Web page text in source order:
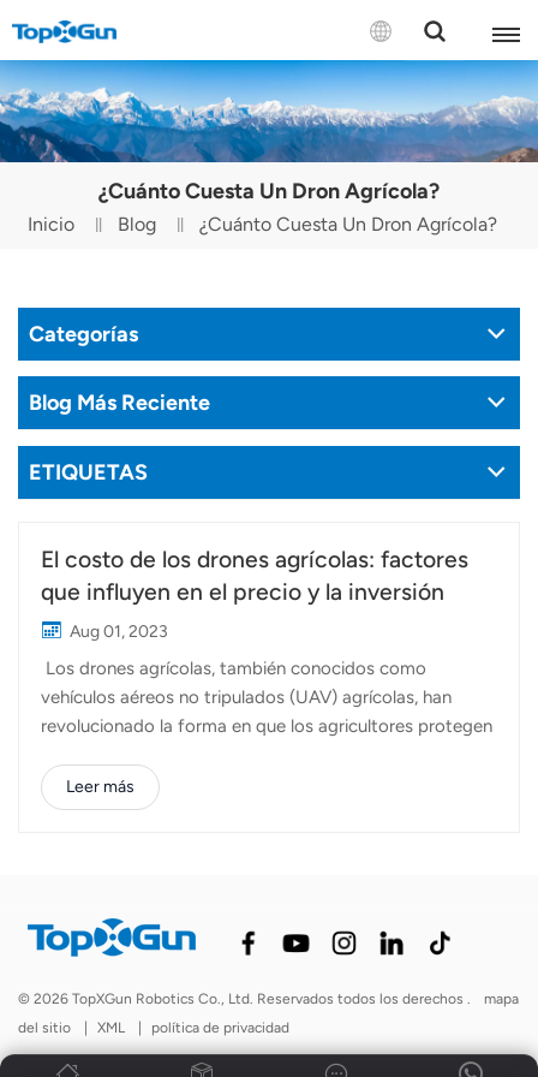
CONTÁCTENOS
English
Español
Português(Portugal)
Português(Brasil)
Türkçe
¿Cuánto Cuesta Un Dron Agrícola?
Inicio Blog ¿Cuánto Cuesta Un Dron Agrícola?
Categorías
Blog Más Reciente
ETIQUETAS
El costo de los drones agrícolas: factores
que influyen en el precio y la inversión
Aug 01, 2023
Los drones agrícolas, también conocidos como
vehículos aéreos no tripulados (UAV) agrícolas, han
revolucionado la forma en que los agricultores protegen
campos. Con su capacidad para cubrir vastas áreas de
manera rápida y eficiente, los drones agrícolas se han
menudo entre los agricultores y comerciantes agrícolas
es: "¿Cuánto cuesta un dron agrícola?" La respuesta a
dependiendo de varios factores. En este artículo,
exploraremos los factores clave que influyen en el costo
de los drones agrícolas y brindaremos una descripción
Leer más
© 2026 TopXGun Robotics Co., Ltd. Reservados todos los derechos .
mapa
del sitio
| XML | política de privacidad